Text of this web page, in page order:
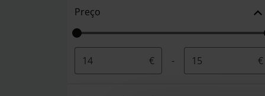
Preço
€ - €